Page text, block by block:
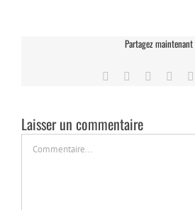
Partagez maintenant
Facebook
TwitterLinkedIn
Laisser un commentaire